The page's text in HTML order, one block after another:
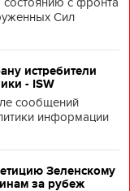
Сил
истребители
- ISW
сообщений
информации
Зеленскому
за рубеж